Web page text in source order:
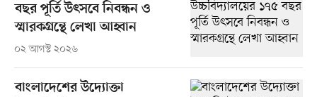
বছর পূর্তি উৎসবে নিবন্ধন ও
স্মারকগ্রন্থে লেখা আহ্বান
০২ আগস্ট ২০২৬
বাংলাদেশের উদ্যোক্তা